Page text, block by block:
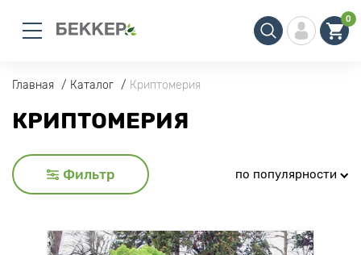
0
Главная Каталог Криптомерия
КРИПТОМЕРИЯ
Фильтр по популярности